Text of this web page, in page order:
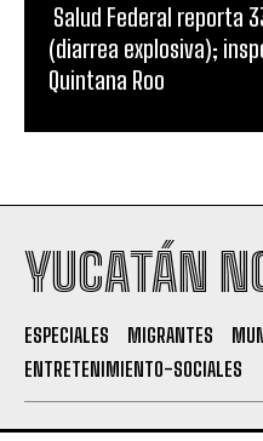
Salud Federal reporta
(diarrea explosiva);
Quintana Roo
YUCATÁN
ESPECIALES MIGRANTES
ENTRETENIMIENTO-SOCIALES